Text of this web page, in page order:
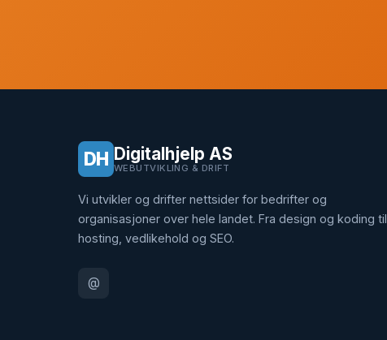
DH Digitalhjelp AS
WEBUTVIKLING & DRIFT
Vi utvikler og drifter nettsider for bedrifter og
organisasjoner over hele landet. Fra design og koding til
hosting, vedlikehold og SEO.
@